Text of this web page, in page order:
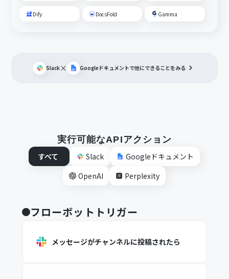
Dify DocsFold Gamma
Slack× Googleドキュメントで他にできることをみる
実行可能なAPIアクション
すべて
Slack
Googleドキュメント
OpenAI
Perplexity
フローボットトリガー
メッセージがチャンネルに投稿されたら